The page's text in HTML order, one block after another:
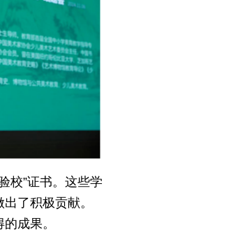
校”证书。这些学
了积极贡献。
成果。